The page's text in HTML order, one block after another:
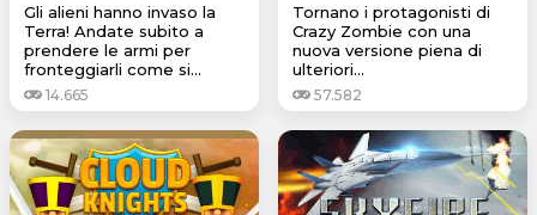
Gli alieni hanno invaso la
Terra! Andate subito a
prendere le armi per
fronteggiarli come si...
14.665
Tornano i protagonisti di
Crazy Zombie con una
nuova versione piena di
ulteriori...
57.582